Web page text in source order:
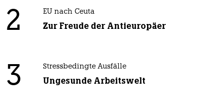
2 EU nach Ceuta
Zur Freude der Antieuropäer
3 Stressbedingte Ausfälle
Ungesunde Arbeitswelt